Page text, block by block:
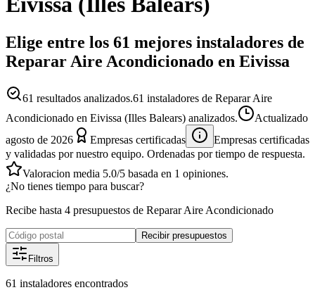
Elige entre los 61 mejores instaladores de
Reparar Aire Acondicionado en Eivissa
61 resultados analizados.61 instaladores de Reparar Aire
Acondicionado en Eivissa (Illes Balears) analizados.
Actualizado
agosto de 2026
Empresas certificadas
Empresas certificadas
y validadas por nuestro equipo. Ordenadas por tiempo de respuesta.
Valoracion media 5.0/5 basada en 1 opiniones.
¿No tienes tiempo para buscar?
Recibe hasta 4 presupuestos de Reparar Aire Acondicionado
Recibir presupuestos
Filtros
61 instaladores encontrados